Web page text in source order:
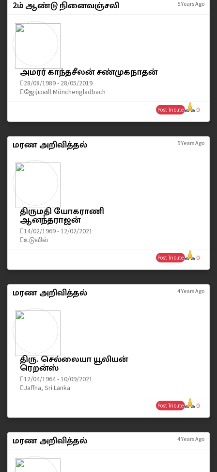
2ம் ஆண்டு நினைவஞ்சலி 5 Years Ago
அமரர் காந்தசீலன் சண்முகநாதன்
28/08/1989 - 28/05/2019
ஜேர்மனி Mönchengladbach
0
Post Tribute
மரண அறிவித்தல் 5 Years Ago
திருமதி யோகராணி
ஆனந்தராஜன்
14/02/1969 - 12/02/2021
உடுவில்
0
Post Tribute
மரண அறிவித்தல் 4 Years Ago
திரு. செல்லையா யூலியன்
ரெறன்ஸ்
12/04/1964 - 10/09/2021
Jaffna, Sri Lanka
0
Post Tribute
மரண அறிவித்தல் 4 Years Ago